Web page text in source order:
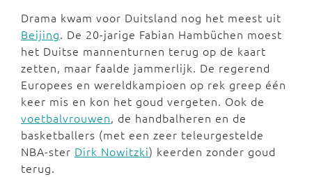
Drama kwam voor Duitsland nog het meest uit
Beijing. De 20-jarige Fabian Hambüchen moest
het Duitse mannenturnen terug op de kaart
zetten, maar faalde jammerlijk. De regerend
Europees en wereldkampioen op rek greep één
keer mis en kon het goud vergeten. Ook de
voetbalvrouwen, de handbalheren en de
basketballers (met een zeer teleurgestelde
NBA-ster Dirk Nowitzki) keerden zonder goud
terug.